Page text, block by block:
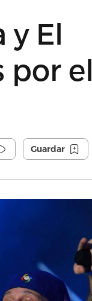
y El
por el
Guardar